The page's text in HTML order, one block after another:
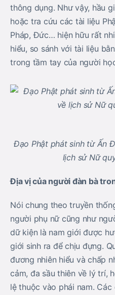
thông dụng. Như vậy, hầu
hoặc tra cứu các tài liệu
Pháp, Ðức… hiện hữu rất
hiểu, so sánh với tài liệu
trong tầm tay của người
Đạo Phật phát sinh từ Ấn
lịch sử Nữ
Ðịa vị của người đàn bà
Nói chung theo truyền
người phụ nữ cũng như
dữ kiện là nam giới được
giới sinh ra để chịu đựng.
đương nhiên hiểu và chấp
cảm, đa sầu thiên về lý trí,
lệ thuộc vào phái nam.